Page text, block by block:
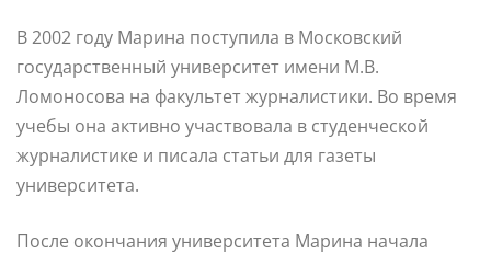
В 2002 году Марина поступила в Московский
государственный университет имени М.В.
Ломоносова на факультет журналистики. Во время
учебы она активно участвовала в студенческой
журналистике и писала статьи для газеты
университета.
После окончания университета Марина начала